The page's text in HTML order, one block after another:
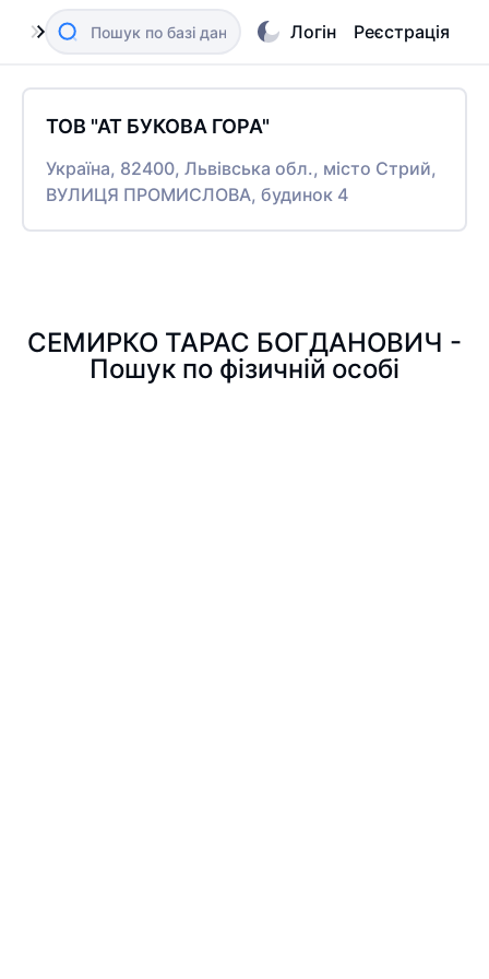
Логін Реєстрація
ТОВ "АТ БУКОВА ГОРА"
Україна, 82400, Львівська обл., місто Стрий,
ВУЛИЦЯ ПРОМИСЛОВА, будинок 4
СЕМИРКО ТАРАС БОГДАНОВИЧ -
Пошук по фізичній особі